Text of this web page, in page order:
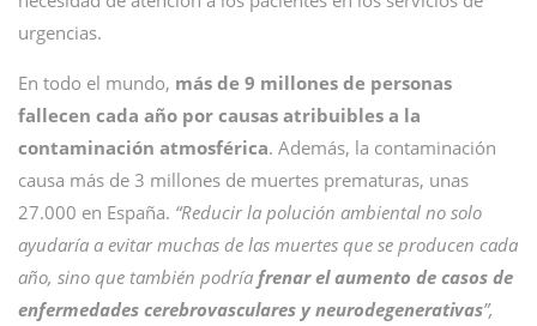
urgencias.
En todo el mundo, más de 9 millones de personas
fallecen cada año por causas atribuibles a la
contaminación atmosférica. Además, la contaminación
causa más de 3 millones de muertes prematuras, unas
27.000 en España. “Reducir la polución ambiental no solo
ayudaría a evitar muchas de las muertes que se producen cada
año, sino que también podría frenar el aumento de casos de
enfermedades cerebrovasculares y neurodegenerativas”,